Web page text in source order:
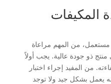
المكيفات
من المهم مراعاة
ذو جودة عالية. يجب أولاً
من المفيد إجراء اختبار
يعمل بشكل جيد ولا توجد